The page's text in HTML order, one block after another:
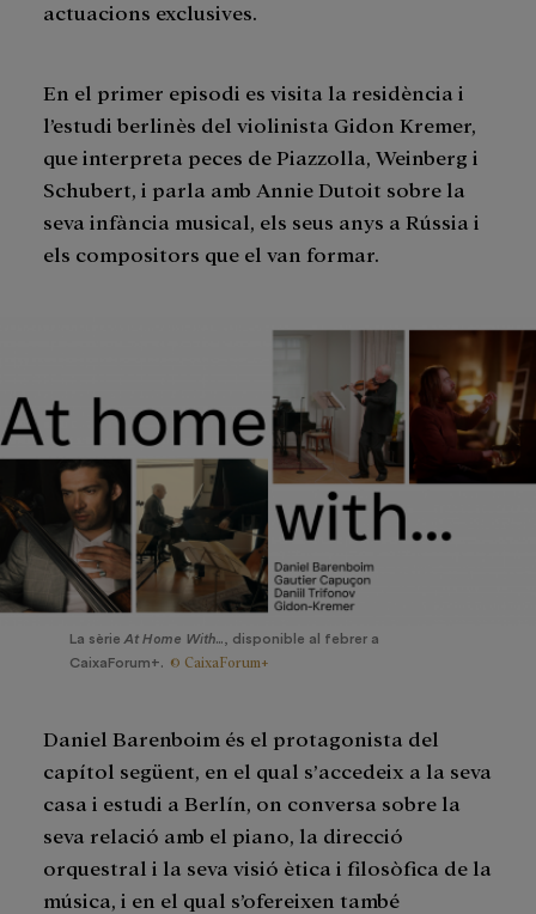
actuacions exclusives.
En el primer episodi es visita la residència i
l’estudi berlinès del violinista Gidon Kremer,
que interpreta peces de Piazzolla, Weinberg i
Schubert, i parla amb Annie Dutoit sobre la
seva infància musical, els seus anys a Rússia i
els compositors que el van formar.
La sèrie At Home With... , disponible al febrer a
CaixaForum+. © CaixaForum+
Daniel Barenboim és el protagonista del
capítol següent, en el qual s’accedeix a la seva
casa i estudi a Berlín, on conversa sobre la
seva relació amb el piano, la direcció
orquestral i la seva visió ètica i filosòfica de la
música, i en el qual s’ofereixen també